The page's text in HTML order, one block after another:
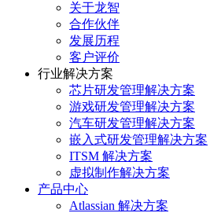
关于龙智
合作伙伴
发展历程
客户评价
行业解决方案
芯片研发管理解决方案
游戏研发管理解决方案
汽车研发管理解决方案
嵌入式研发管理解决方案
ITSM 解决方案
虚拟制作解决方案
产品中心
Atlassian 解决方案